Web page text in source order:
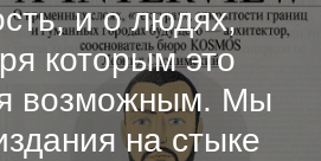
и о людях,
которым это
возможным. Мы
на стыке